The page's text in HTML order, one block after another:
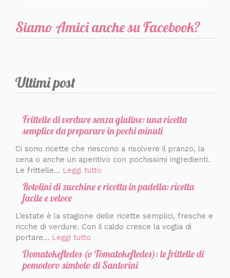
Siamo Amici anche su Facebook?
Ultimi post
Frittelle di verdure senza glutine: una ricetta
semplice da preparare in pochi minuti
Ci sono ricette che riescono a risolvere il pranzo, la
cena o anche un aperitivo con pochissimi ingredienti.
Le frittelle… Leggi tutto
Rotolini di zucchine e ricotta in padella: ricetta
facile e veloce
L’estate è la stagione delle ricette semplici, fresche e
ricche di verdure. Con il caldo cresce la voglia di
portare… Leggi tutto
Domatokeftedes (o Tomatokeftedes): le frittelle di
pomodoro simbolo di Santorini